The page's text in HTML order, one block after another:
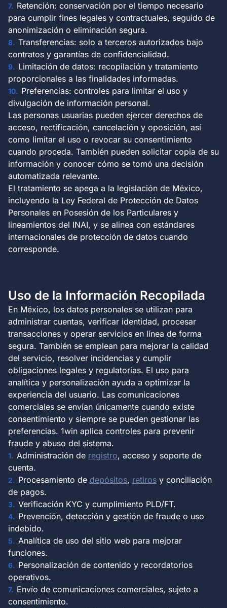
Retención: conservación por el tiempo necesario
para cumplir fines legales y contractuales, seguido de
anonimización o eliminación segura.
Transferencias: solo a terceros autorizados bajo
contratos y garantías de confidencialidad.
Limitación de datos: recopilación y tratamiento
proporcionales a las finalidades informadas.
Preferencias: controles para limitar el uso y
divulgación de información personal.
Las personas usuarias pueden ejercer derechos de
acceso, rectificación, cancelación y oposición, así
como limitar el uso o revocar su consentimiento
cuando proceda. También pueden solicitar copia de su
información y conocer cómo se tomó una decisión
automatizada relevante.
El tratamiento se apega a la legislación de México,
incluyendo la Ley Federal de Protección de Datos
Personales en Posesión de los Particulares y
lineamientos del INAI, y se alinea con estándares
internacionales de protección de datos cuando
corresponde.
Uso de la Información Recopilada
En México, los datos personales se utilizan para
administrar cuentas, verificar identidad, procesar
transacciones y operar servicios en línea de forma
segura. También se emplean para mejorar la calidad
del servicio, resolver incidencias y cumplir
obligaciones legales y regulatorias. El uso para
analítica y personalización ayuda a optimizar la
experiencia del usuario. Las comunicaciones
comerciales se envían únicamente cuando existe
consentimiento y siempre se pueden gestionar las
preferencias. 1win aplica controles para prevenir
fraude y abuso del sistema.
Administración de registro, acceso y soporte de
cuenta.
Procesamiento de depósitos, retiros y conciliación
de pagos.
Verificación KYC y cumplimiento PLD/FT.
Prevención, detección y gestión de fraude o uso
indebido.
Analítica de uso del sitio web para mejorar
funciones.
Personalización de contenido y recordatorios
operativos.
Envío de comunicaciones comerciales, sujeto a
consentimiento.